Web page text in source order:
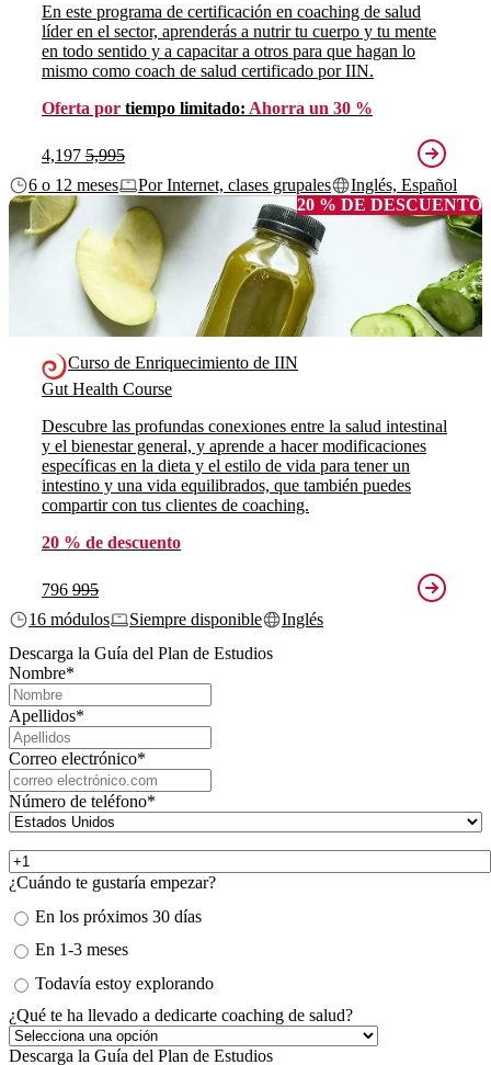
En este programa de certificación en coaching de salud
líder en el sector, aprenderás a nutrir tu cuerpo y tu mente
en todo sentido y a capacitar a otros para que hagan lo
mismo como coach de salud certificado por IIN.
Oferta por tiempo limitado: Ahorra un 30 %
4,197 5,995
6 o 12 meses
Por Internet, clases grupales
Inglés, Español
20 % DE DESCUENTO
Curso de Enriquecimiento de IIN
Gut Health Course
Descubre las profundas conexiones entre la salud intestinal
y el bienestar general, y aprende a hacer modificaciones
específicas en la dieta y el estilo de vida para tener un
intestino y una vida equilibrados, que también puedes
compartir con tus clientes de coaching.
20 % de descuento
796 995
16 módulos
Siempre disponible
Inglés
Descarga la Guía del Plan de Estudios
Nombre*
Apellidos*
Correo electrónico*
Número de teléfono*
¿Cuándo te gustaría empezar?
En los próximos 30 días
En 1-3 meses
Todavía estoy explorando
¿Qué te ha llevado a dedicarte coaching de salud?